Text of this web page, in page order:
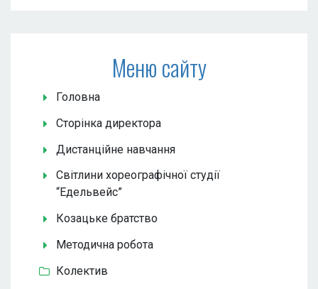
Меню сайту
Головна
Сторінка директора
Дистанційне навчання
Світлини хореографічної студії
“Едельвейс”
Козацьке братство
Методична робота
Колектив